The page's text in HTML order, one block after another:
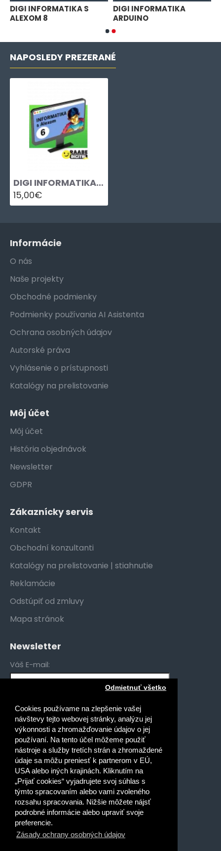
Cookies používame na zlepšenie vašej
návštevy tejto webovej stránky, analýzu jej
výkonnosti a zhromažďovanie údajov o jej
používaní. Na tento účel môžeme použiť
nástroje a služby tretích strán a zhromaždené
údaje sa môžu preniesť k partnerom v EÚ,
USA alebo iných krajinách. Kliknutím na
„Prijať cookies“ vyjadrujete svoj súhlas s
týmto spracovaním alebo vami zvoleného
rozsahu spracovania. Nižšie môžete nájsť
podrobné informácie alebo upraviť svoje
preferencie.
Zásady ochrany osobných údajov
Odmietnuť všetko
INFORMATIKA S
7
DIGI INFORMATIKA S
ALEXOM 8
NAPOSLEDY PREZERANÉ
DIGI INFORMATIKA S ALEXOM 6
15,00€
Informácie
O nás
Naše projekty
Obchodné podmienky
Podmienky používania AI Asistenta
Ochrana osobných údajov
Autorské práva
Vyhlásenie o prístupnosti
Katalógy na prelistovanie
Môj účet
Môj účet
História objednávok
Newsletter
GDPR
Zákaznícky servis
Kontakt
Obchodní konzultanti
Katalógy na prelistovanie | stiahnutie
Reklamácie
Odstúpiť od zmluvy
Mapa stránok
Newsletter
Váš E-mail:
Gymnáziá
Stredné odborné školy
Špeciálne základné školy
Základné školy
Prečítal(a) som si a súhlasím s
Ochrana osobných údajov